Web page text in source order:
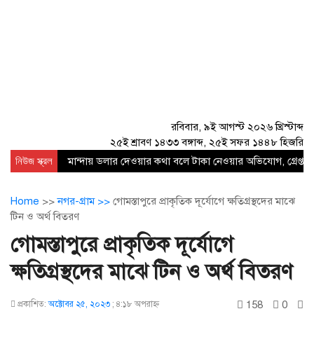
রবিবার, ৯ই আগস্ট ২০২৬ খ্রিস্টাব্দ
২৫ই শ্রাবণ ১৪৩৩ বঙ্গাব্দ, ২৫ই সফর ১৪৪৮ হিজরি
নিউজ স্ক্রল মান্দায় ডলার দেওয়ার কথা বলে টাকা নেওয়ার অভিযোগ,
Home >>নগর-গ্রাম >> গোমস্তাপুরে প্রাকৃতিক দূর্যোগে ক্ষতিগ্রস্থদের মাঝে
টিন ও অর্থ বিতরণ
গোমস্তাপুরে প্রাকৃতিক দূর্যোগে
ক্ষতিগ্রস্থদের মাঝে টিন ও অর্থ বিতরণ
প্রকাশিত:অক্টোবর ২৫, ২০২৩ ; ৪:১৮ অপরাহ্ণ 158 0